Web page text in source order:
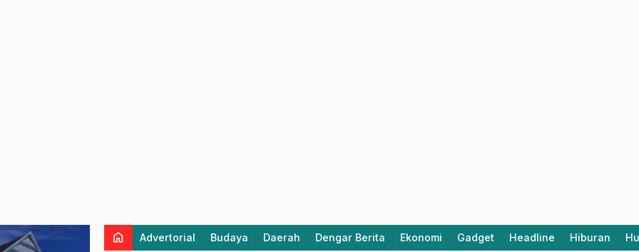
home Advertorial Budaya Daerah Dengar Berita Ekonomi Gadget Headline Hiburan